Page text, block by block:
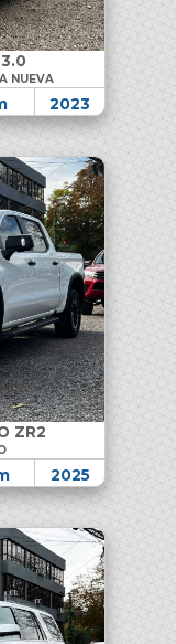
NUEVA
2023
ZR2
2025